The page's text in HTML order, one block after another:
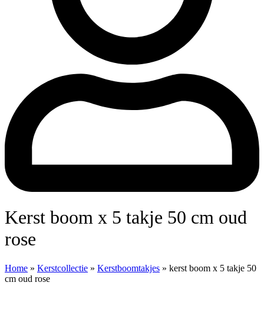
kerst boom x 5 takje 50 cm oud
rose
Home » Kerstcollectie » Kerstboomtakjes » kerst boom x 5 takje 50
cm oud rose